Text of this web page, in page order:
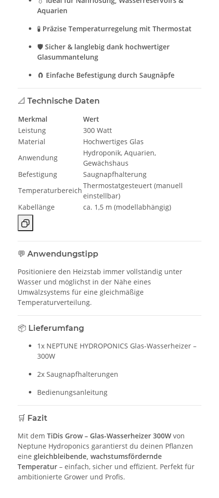
Aquarien
🧪 Präzise Temperaturregelung mit Thermostat
🛡️ Sicher & langlebig dank hochwertiger
Glasummantelung
🧲 Einfache Befestigung durch Saugnäpfe
📐 Technische Daten
Merkmal
Wert
Leistung
300 Watt
Material
Hochwertiges Glas
Anwendung
Hydroponik, Aquarien,
Gewächshaus
Befestigung
Saugnapfhalterung
Temperaturbereich
Thermostatgesteuert (manuell
einstellbar)
Kabellänge
ca. 1,5 m (modellabhängig)
💬 Anwendungstipp
Positioniere den Heizstab immer vollständig unter
Wasser und möglichst in der Nähe eines
Umwälzsystems für eine gleichmäßige
Temperaturverteilung.
📦 Lieferumfang
1x NEPTUNE HYDROPONICS Glas-Wasserheizer –
300W
2x Saugnapfhalterungen
Bedienungsanleitung
🛒 Fazit
Mit dem TiDis Grow – Glas-Wasserheizer 300W von
Neptune Hydroponics garantierst du deinen Pflanzen
eine gleichbleibende, wachstumsfördernde
Temperatur – einfach, sicher und effizient. Perfekt für
ambitionierte Grower und Profis.